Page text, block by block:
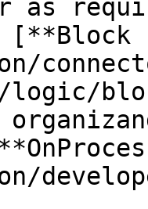
as
[**Block
logic/